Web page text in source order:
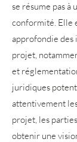
se résume pas à
conformité. Elle
approfondie des
projet,
et
juridiques
attentivement
projet, les
obtenir une